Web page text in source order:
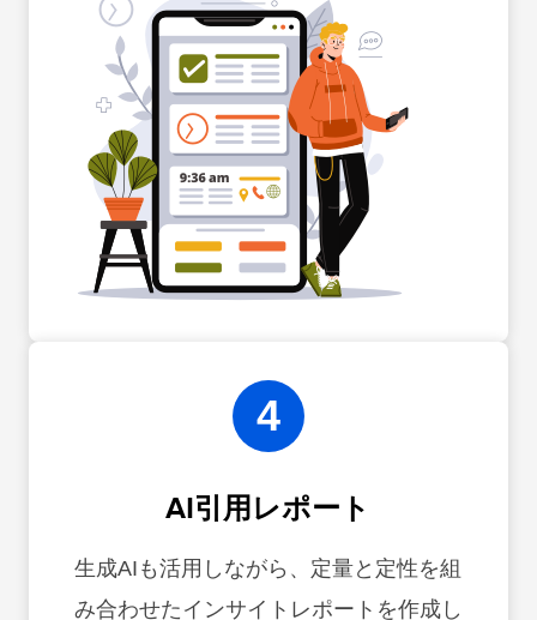
4
AI引用レポート
生成AIも活用しながら、定量と定性を組
み合わせたインサイトレポートを作成し